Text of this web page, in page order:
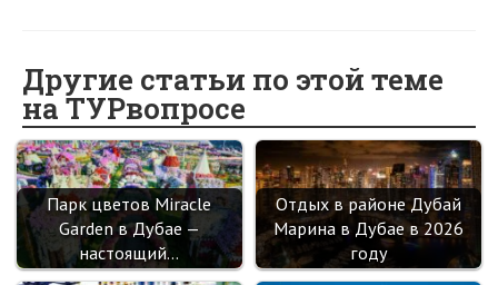
o
o
k
o
kl
as
sn
ik
i
er dI
n
es
t
a
m
Другие статьи по этой теме
на ТУРвопросе
Парк цветов Miracle
Garden в Дубае —
настоящий…
Отдых в районе Дубай
Марина в Дубае в 2026
году